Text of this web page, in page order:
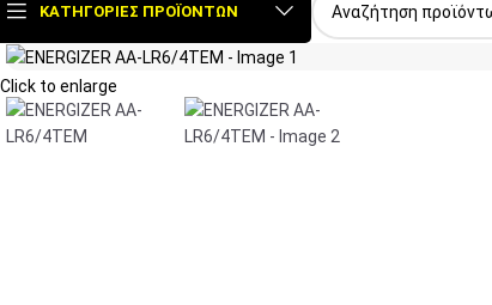
ΚΑΤΗΓΟΡΊΕΣ ΠΡΟΪΌΝΤΩΝ
Click to enlarge